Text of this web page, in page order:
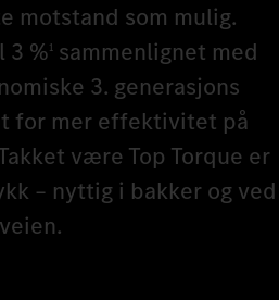
motstand som mulig.
3 %1 sammenlignet med
3. generasjons
for mer effektivitet på
være Top Torque er
– nyttig i bakker og ved